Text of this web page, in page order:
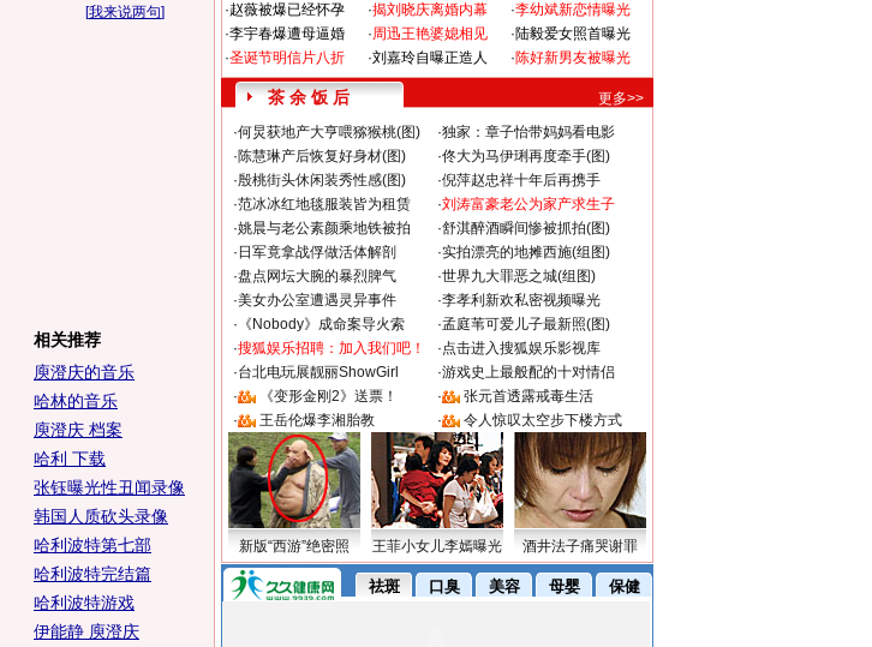
[我来说两句]
相关推荐
庾澄庆的音乐
哈林的音乐
庾澄庆 档案
哈利 下载
张钰曝光性丑闻录像
韩国人质砍头录像
哈利波特第七部
哈利波特完结篇
哈利波特游戏
伊能静 庾澄庆
·赵薇被爆已经怀孕
·李宇春爆遭母逼婚
·圣诞节明信片八折
·揭刘晓庆离婚内幕
·周迅王艳婆媳相见
·刘嘉玲自曝正造人
·李幼斌新恋情曝光
·陆毅爱女照首曝光
·陈好新男友被曝光
茶 余 饭 后
更多>>
·何炅获地产大亨喂猕猴桃(图) ·独家：章子怡带妈妈看电影
·陈慧琳产后恢复好身材(图) ·佟大为马伊琍再度牵手(图)
·殷桃街头休闲装秀性感(图) ·倪萍赵忠祥十年后再携手
·范冰冰红地毯服装皆为租赁 ·刘涛富豪老公为家产求生子
·姚晨与老公素颜乘地铁被拍 ·舒淇醉酒瞬间惨被抓拍(图)
· 日军竟拿战俘做活体解剖 ·实拍漂亮的地摊西施(组图)
·盘点网坛大腕的暴烈脾气 ·世界九大罪恶之城(组图)
·美女办公室遭遇灵异事件 ·李孝利新欢私密视频曝光
· 《Nobody》成命案导火索 ·孟庭苇可爱儿子最新照(图)
·搜狐娱乐招聘：加入我们吧！ ·点击进入搜狐娱乐影视库
·台北电玩展靓丽ShowGirl ·游戏史上最般配的十对情侣
·
《变形金刚2》送票！ ·
张元首透露戒毒生活
·
王岳伦爆李湘胎教 · 令人惊叹太空步下楼方式
新版“西游”绝密照 王菲小女儿李嫣曝光 酒井法子痛哭谢罪